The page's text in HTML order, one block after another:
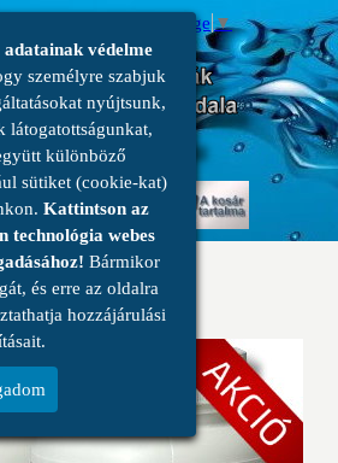
Select Language ▼
kúra
védelme
személyre szabjuk
nyújtsunk,
látogatottságunkat,
különböző
sütiket (cookie-kat)
Kattintson az
technológia webes
Bármikor
és erre az oldalra
hozzájárulási